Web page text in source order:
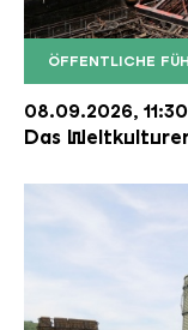
ÖFFENTLICHE
Der
Copyright:
08.09.2026,
Das